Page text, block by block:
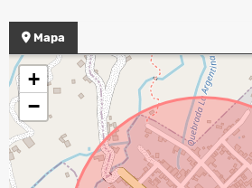
Mapa
+
−